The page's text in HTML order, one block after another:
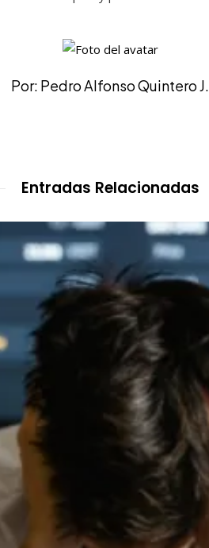
Por: Pedro Alfonso Quintero J.
Entradas Relacionadas